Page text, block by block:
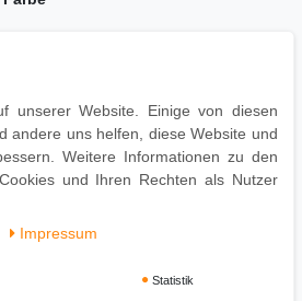
Lieferumfang
1 Blumenvase
Lieferung ohne Dekoration
unserer Website. Einige von diesen
andere uns helfen, diese Website und
Weitere Informationen zu den
und Ihren Rechten als Nutzer
Impressum
Statistik